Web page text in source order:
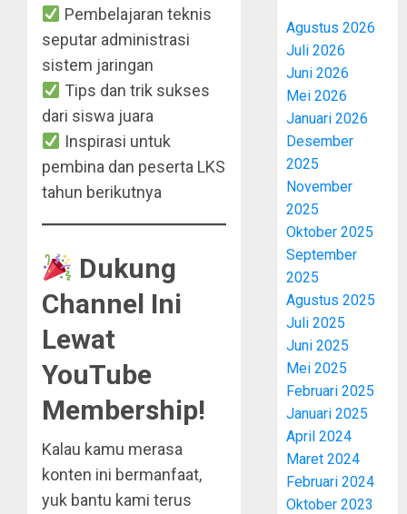
Pembelajaran teknis
seputar administrasi
sistem jaringan
Tips dan trik sukses
dari siswa juara
Inspirasi untuk
pembina dan peserta LKS
tahun berikutnya
Dukung
Channel Ini
Lewat
YouTube
Membership!
Kalau kamu merasa
konten ini bermanfaat,
yuk bantu kami terus
Agustus 2026
Juli 2026
Juni 2026
Mei 2026
Januari 2026
Desember
2025
November
2025
Oktober 2025
September
2025
Agustus 2025
Juli 2025
Juni 2025
Mei 2025
Februari 2025
Januari 2025
April 2024
Maret 2024
Februari 2024
Oktober 2023